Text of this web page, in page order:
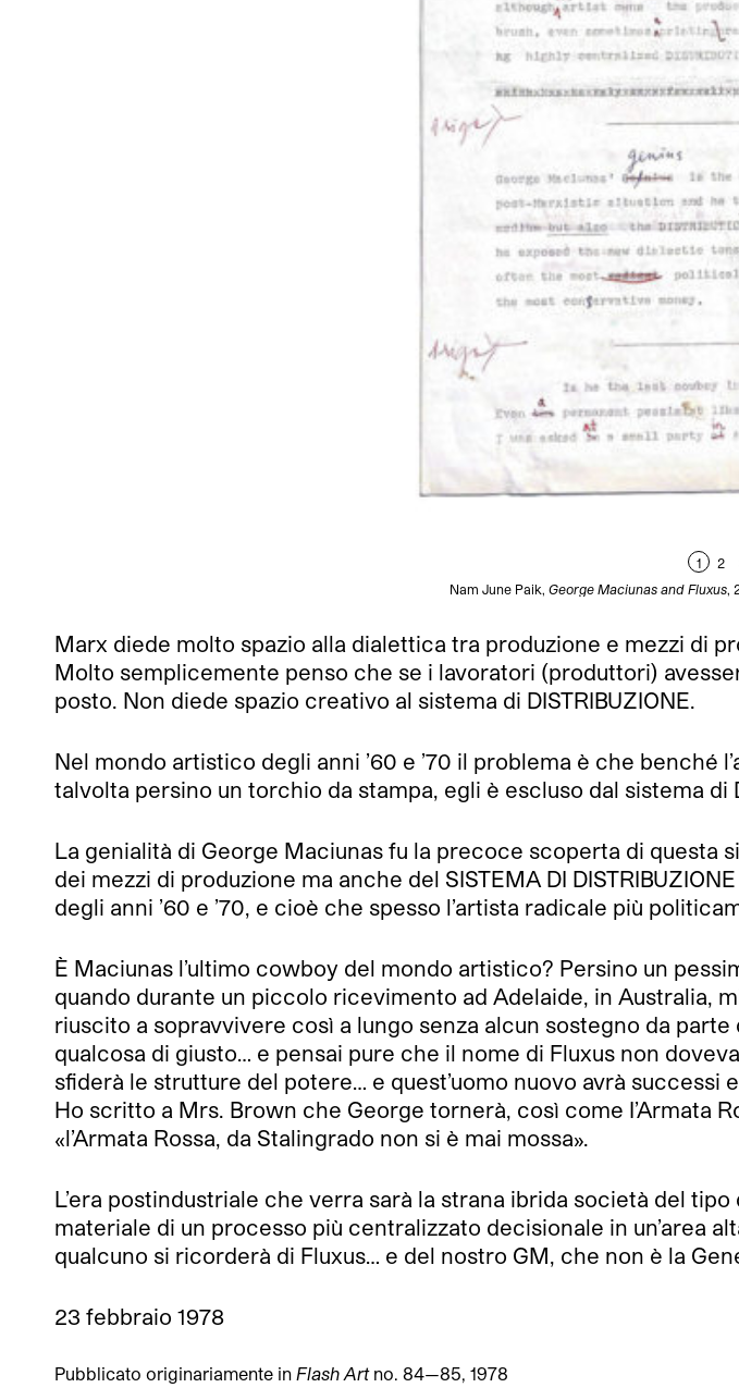
1 2
Nam June Paik, George Maciunas and Fluxus,
Marx diede molto spazio alla dialettica tra produzione e mezzi di
Molto semplicemente penso che se i lavoratori (produttori)
posto. Non diede spazio creativo al sistema di DISTRIBUZIONE.
Nel mondo artistico degli anni ’60 e ’70 il problema è che benché
talvolta persino un torchio da stampa, egli è escluso dal sistema di
La genialità di George Maciunas fu la precoce scoperta di questa
dei mezzi di produzione ma anche del SISTEMA DI
degli anni ’60 e ’70, e cioè che spesso l’artista radicale più
È Maciunas l’ultimo cowboy del mondo artistico? Persino un
quando durante un piccolo ricevimento ad Adelaide, in Australia,
riuscito a sopravvivere così a lungo senza alcun sostegno da parte
qualcosa di giusto… e pensai pure che il nome di Fluxus non
sfiderà le strutture del potere… e quest’uomo nuovo avrà
Ho scritto a Mrs. Brown che George tornerà, così come I’Armata
«l’Armata Rossa, da Stalingrado non si è mai mossa».
L’era postindustriale che verra sarà la strana ibrida società del
materiale di un processo più centralizzato decisionale in un’area
qualcuno si ricorderà di Fluxus… e del nostro GM, che non è la
23 febbraio 1978
Pubblicato originariamente in Flash Artno. 84—85, 1978